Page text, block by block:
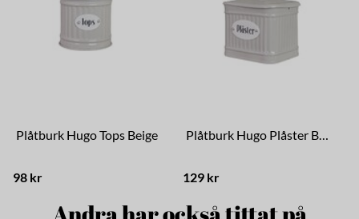
Plåtburk Hugo Tops Beige
98 kr
Plåtburk Hugo Plåster Beige
129 kr